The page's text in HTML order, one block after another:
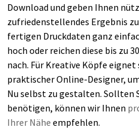
Download und geben Ihnen
zufriedenstellendes Ergebnis
fertigen Druckdaten ganz
hoch oder reichen diese bis zu
nach. Für Kreative Köpfe
praktischer Online-Designer,
Nu selbst zu gestalten. Sollten
benötigen, können wir Ihnen
Ihrer Nähe empfehlen.